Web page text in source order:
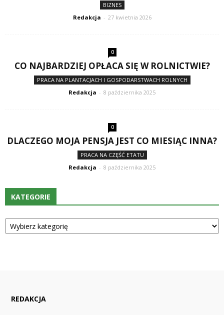
BIZNES
Redakcja - 27 kwietnia 2026
0
CO NAJBARDZIEJ OPŁACA SIĘ W ROLNICTWIE?
PRACA NA PLANTACJACH I GOSPODARSTWACH ROLNYCH
Redakcja - 8 października 2025
0
DLACZEGO MOJA PENSJA JEST CO MIESIĄC INNA?
PRACA NA CZĘŚĆ ETATU
Redakcja - 8 października 2025
KATEGORIE
Kategorie
REDAKCJA